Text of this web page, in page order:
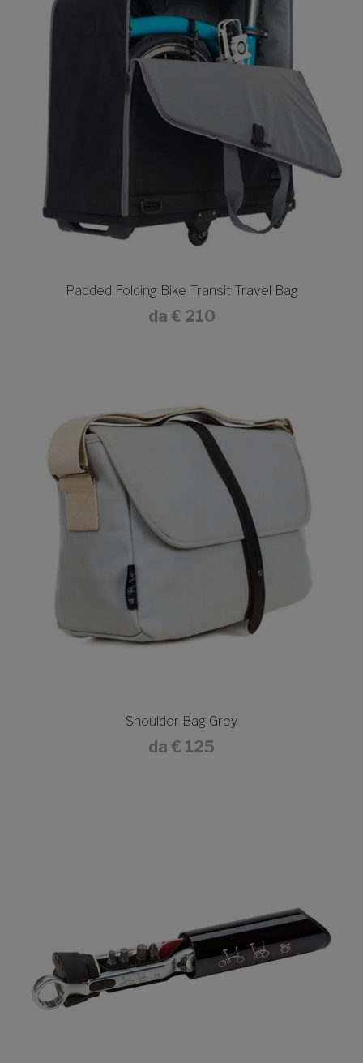
Padded Folding Bike Transit Travel Bag
da € 210
Shoulder Bag Grey
da € 125